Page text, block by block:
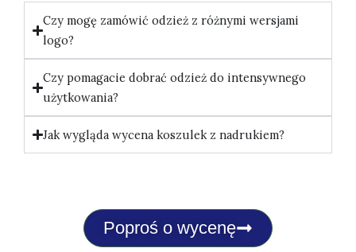
Czy mogę zamówić odzież z różnymi wersjami
logo?
Czy pomagacie dobrać odzież do intensywnego
użytkowania?
Jak wygląda wycena koszulek z nadrukiem?
Poproś o wycenę